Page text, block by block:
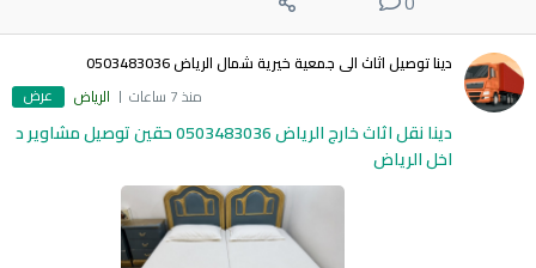
دينا توصيل اثاث الى جمعية خيرية شمال الرياض 0503483036
منذ 7 ساعات
الرياض عرض
دينا نقل اثاث خارج الرياض 0503483036 حقين توصيل مشاوير د
اخل الرياض